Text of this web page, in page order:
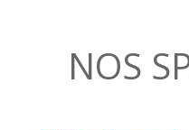
NOS